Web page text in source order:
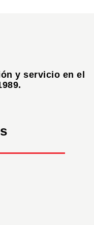
y servicio en el